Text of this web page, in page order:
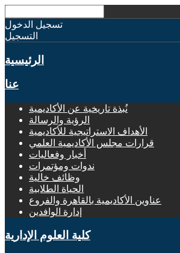
تسجيل الدخول
التسجيل
الرئيسية
عنا
نُبذة تاريخية عن الأكاديمية
الرؤية والرسالة
الأهداف الاستراتيجية للأكاديمية
قرارات مجلس الأكاديمية العلمي
أخبار وفعاليات
ندوات ومؤتمرات
وظائف خالية
الحياة الطلابية
عناوين الأكاديمية بالقاهرة والفروع
إدارة الوافدين
كلية العلوم الإدارية